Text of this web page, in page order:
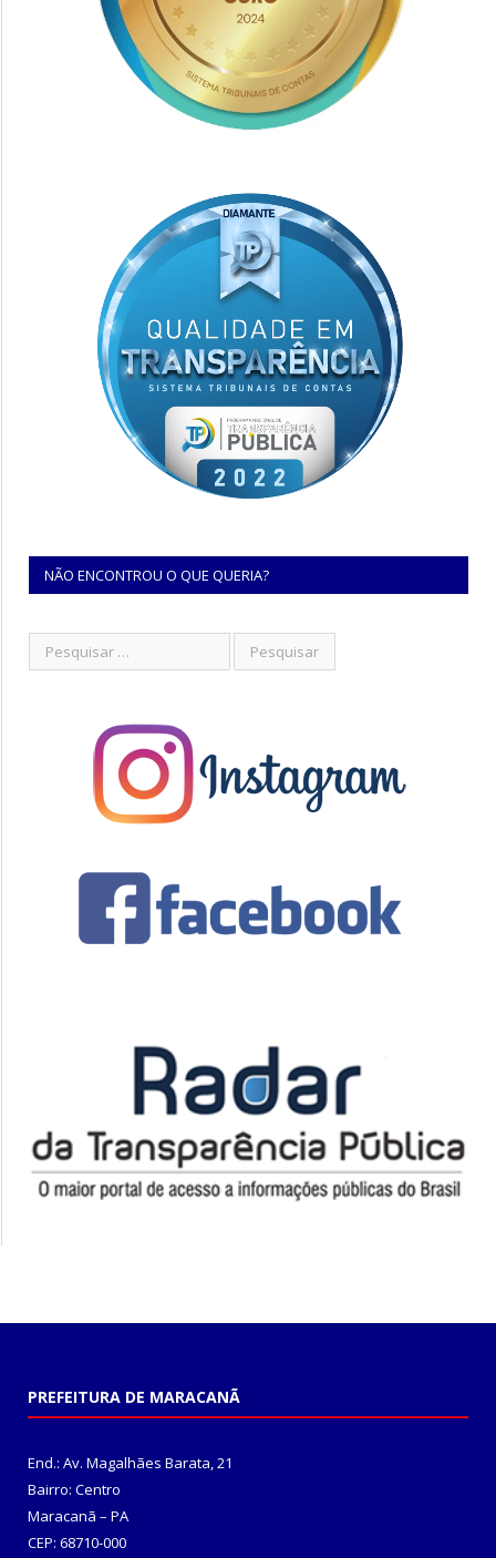
NÃO ENCONTROU O QUE QUERIA?
PREFEITURA DE MARACANÃ
End.: Av. Magalhães Barata, 21
Bairro: Centro
Maracanã – PA
CEP: 68710-000